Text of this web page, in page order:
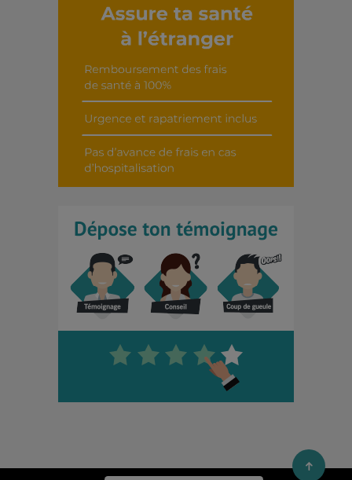
Découvrir cet interview